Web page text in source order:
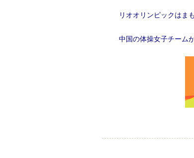
リオオリンピックはま
中国の体操女子チーム